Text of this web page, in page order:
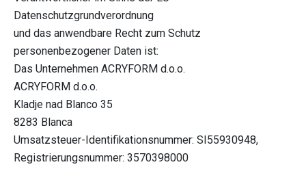
Datenschutzgrundverordnung
und das anwendbare Recht zum Schutz
personenbezogener Daten ist:
Das Unternehmen ACRYFORM d.o.o.
ACRYFORM d.o.o.
Kladje nad Blanco 35
8283 Blanca
Umsatzsteuer-Identifikationsnummer: SI55930948,
Registrierungsnummer: 3570398000